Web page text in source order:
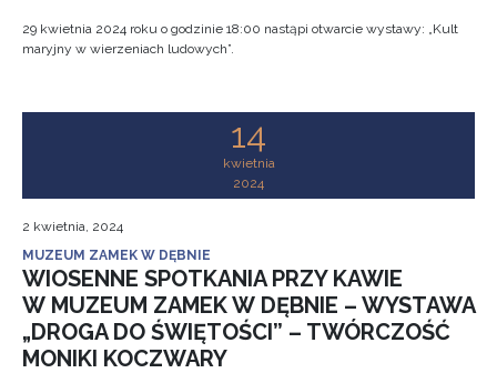
29 kwietnia 2024 roku o godzinie 18:00 nastąpi otwarcie wystawy: „Kult
maryjny w wierzeniach ludowych”.
14
kwietnia
2024
2 kwietnia, 2024
MUZEUM ZAMEK W DĘBNIE
WIOSENNE SPOTKANIA PRZY KAWIE
W MUZEUM ZAMEK W DĘBNIE – WYSTAWA
„DROGA DO ŚWIĘTOŚCI” – TWÓRCZOŚĆ
MONIKI KOCZWARY